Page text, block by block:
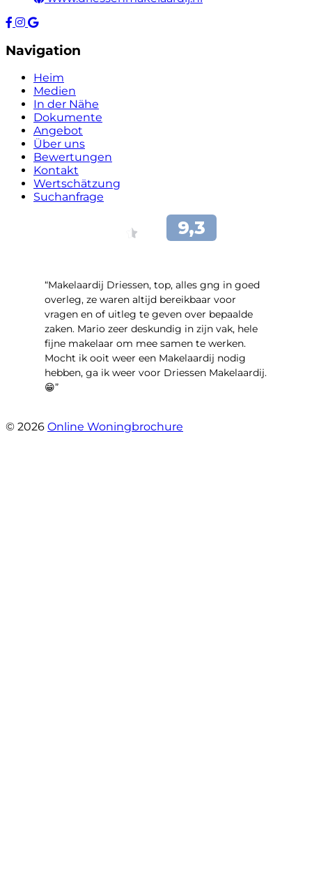
Navigation
Heim
Medien
In der Nähe
Dokumente
Angebot
Über uns
Bewertungen
Kontakt
Wertschätzung
Suchanfrage
“Makelaardij Driessen, top, alles gng in goed
overleg, ze waren altijd bereikbaar voor
vragen en of uitleg te geven over bepaalde
zaken. Mario zeer deskundig in zijn vak, hele
fijne makelaar om mee samen te werken.
Mocht ik ooit weer een Makelaardij nodig
hebben, ga ik weer voor Driessen Makelaardij.
😁”
© 2026 Online Woningbrochure